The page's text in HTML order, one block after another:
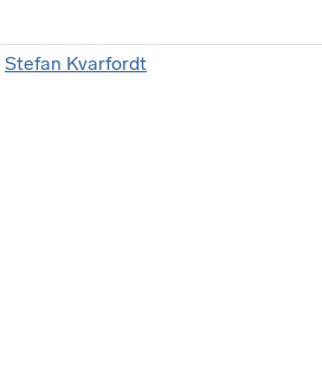
Stefan Kvarfordt